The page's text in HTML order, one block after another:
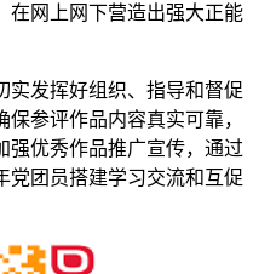
在网上网下营造出强大正能
实发挥好组织、指导和督促
参评作品内容真实可靠，
强优秀作品推广宣传，通过
党团员搭建学习交流和互促